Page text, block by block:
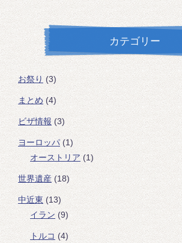
カテゴリー
お祭り (3)
まとめ (4)
ビザ情報 (3)
ヨーロッパ(1)
オーストリア (1)
世界遺産 (18)
中近東 (13)
イラン (9)
トルコ (4)